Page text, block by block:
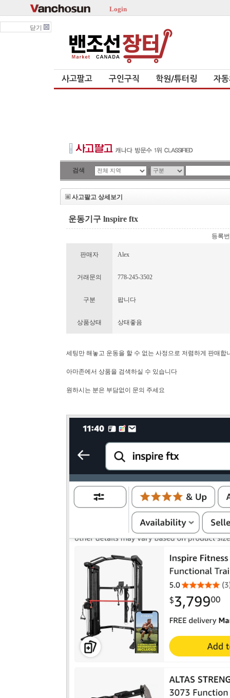
Login
닫기
사고팔고 구인구직 학원/튜터링 자
검색 |
사고팔고 상세보기
운동기구 lnspire ftx
등록
판매자 Alex
거래문의 778-245-3502
구분 팝니다
상품상태 상태좋음
세팅만 해놓고 운동을 할 수 없는 사정으로 저렴하게 판매합
아마존에서 상품을 검색하실 수 있습니다
원하시는 분은 부담없이 문의 주세요